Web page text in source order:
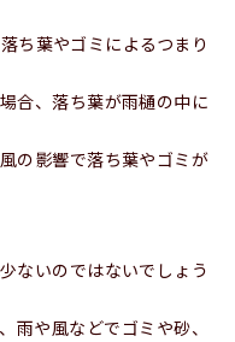
ち葉やゴミによるつまり
合、落ち葉が雨樋の中に
の影響で落ち葉やゴミが
ないのではないでしょう
雨や風などでゴミや砂、